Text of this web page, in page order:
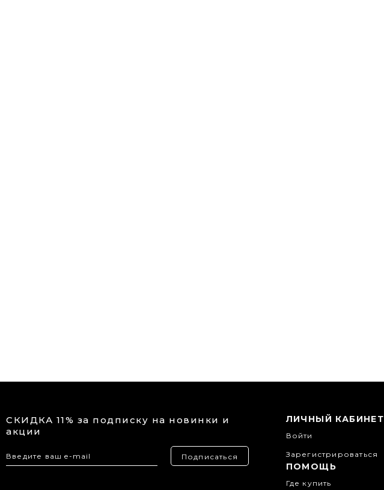
СКИДКА 11% за подписку на новинки и
акции
Подписаться
ЛИЧНЫЙ КАБИНЕТ
Войти
Зарегистрироваться
ПОМОЩЬ
Где купить